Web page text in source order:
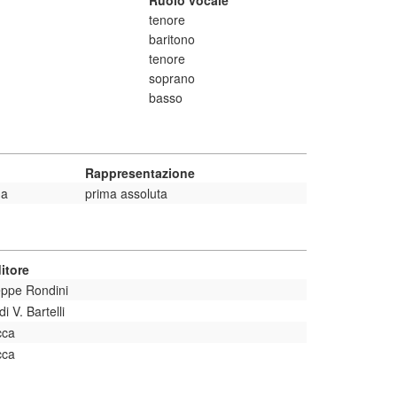
tenore
baritono
tenore
soprano
basso
Rappresentazione
prima assoluta
Rondini
V. Bartelli